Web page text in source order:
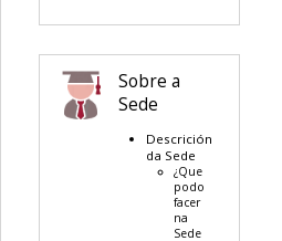
Sobre a
Sede
Descrición
da Sede
¿Que
podo
facer
na
Sede